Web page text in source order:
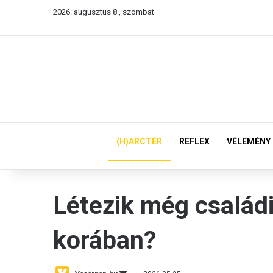
2026. augusztus 8., szombat
(H)ARCTÉR REFLEX VÉLEMÉNY
Létezik még
korában?